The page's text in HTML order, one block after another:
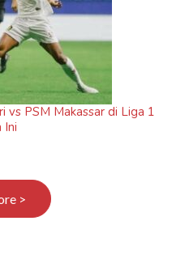
vs PSM Makassar di Liga 1
Ini
>